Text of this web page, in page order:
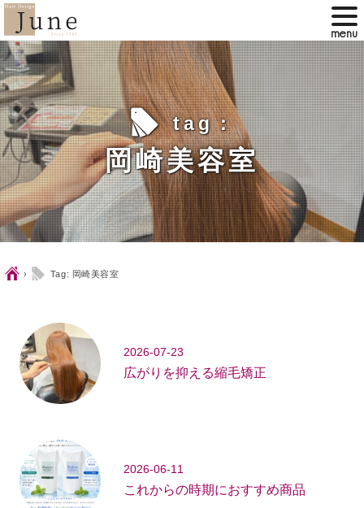
ltag：
岡崎美容室
Ç › l Tag: 岡崎美容室
2026-07-23
広がりを抑える縮毛矯正
2026-06-11
これからの時期におすすめ商品